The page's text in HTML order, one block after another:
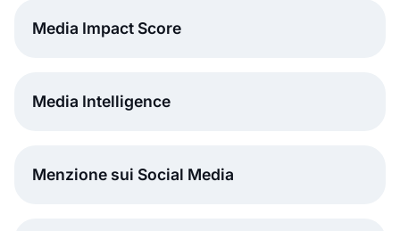
Media Impact Score
Media Intelligence
Menzione sui Social Media